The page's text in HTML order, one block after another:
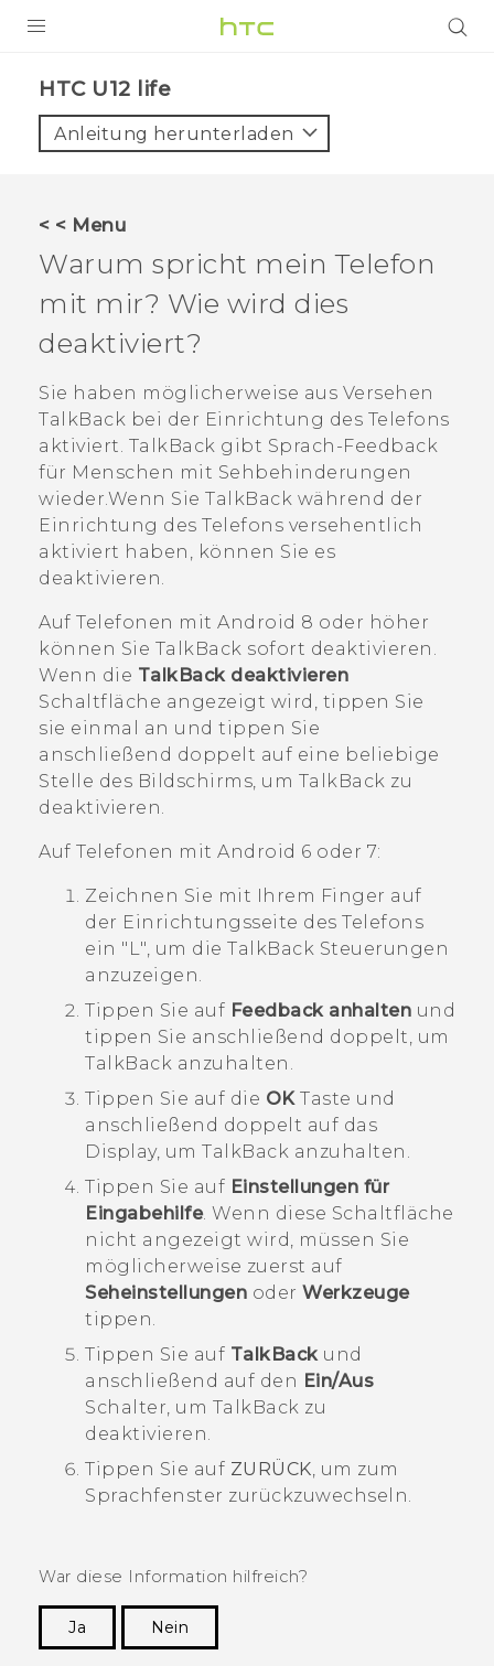
VIVE
VIVERSE
UNTERSTÜTZUNG
HTC-Geräte und Zubehör
Anmelden
HTC U12 life‎
Anleitung herunterladen
< < Menu
Warum spricht mein Telefon
mit mir? Wie wird dies
deaktiviert?
Sie haben möglicherweise aus Versehen
TalkBack bei der Einrichtung des Telefons
aktiviert. TalkBack gibt Sprach-Feedback
für Menschen mit Sehbehinderungen
wieder.Wenn Sie TalkBack während der
Einrichtung des Telefons versehentlich
aktiviert haben, können Sie es
deaktivieren.
Auf Telefonen mit Android 8 oder höher
können Sie TalkBack sofort deaktivieren.
Wenn die TalkBack deaktivieren
Schaltfläche angezeigt wird, tippen Sie
sie einmal an und tippen Sie
anschließend doppelt auf eine beliebige
Stelle des Bildschirms, um TalkBack zu
deaktivieren.
Auf Telefonen mit Android 6 oder 7:
Zeichnen Sie mit Ihrem Finger auf
der Einrichtungsseite des Telefons
ein "‍L"‍, um die TalkBack Steuerungen
anzuzeigen.
Tippen Sie auf Feedback anhalten und
tippen Sie anschließend doppelt, um
TalkBack anzuhalten.
Tippen Sie auf die OKTaste und
anschließend doppelt auf das
Display, um TalkBack anzuhalten.
Tippen Sie auf Einstellungen für
Eingabehilfe. Wenn diese Schaltfläche
nicht angezeigt wird, müssen Sie
möglicherweise zuerst auf
Seheinstellungen oder Werkzeuge
tippen.
Tippen Sie auf TalkBackund
anschließend auf den Ein/Aus
Schalter, um TalkBack zu
deaktivieren.
Tippen Sie auf ZURÜCK, um zum
Sprachfenster zurückzuwechseln.
War diese Information hilfreich?
Ja
Nein